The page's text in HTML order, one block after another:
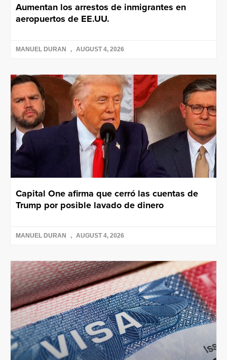
Aumentan los arrestos de inmigrantes en
aeropuertos de EE.UU.
MANUEL DURAN AUGUST 4, 2026
Capital One afirma que cerró las cuentas de
Trump por posible lavado de dinero
MANUEL DURAN AUGUST 4, 2026